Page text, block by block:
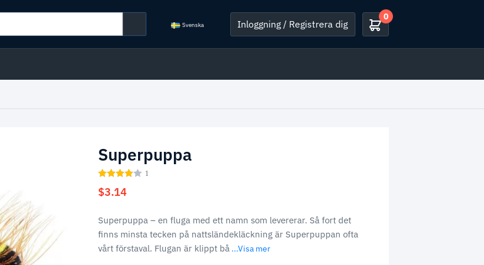
Svenska Inloggning / Registrera dig
0
Superpuppa
1
$3.14
Superpuppa – en fluga med ett namn som levererar. Så fort det
finns minsta tecken på nattsländekläckning är Superpuppan ofta
vårt förstaval. Flugan är klippt bå ...Visa mer